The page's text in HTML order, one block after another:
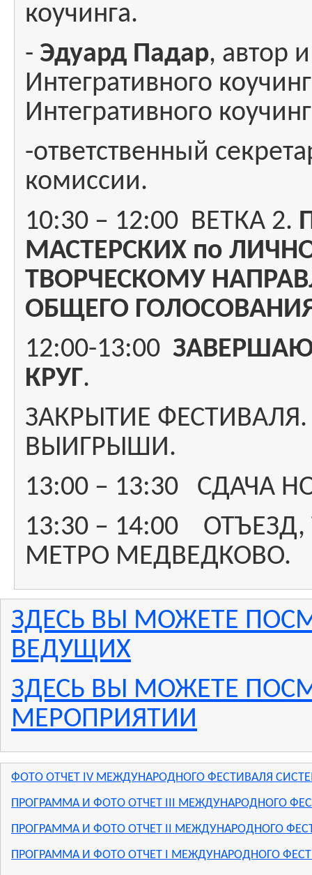
коучинга.
- Эдуард Падар, автор
Интегративного
Интегративного
-ответственный
комиссии.
10:30 – 12:00 ВЕТКА 2.
МАСТЕРСКИХ по
ТВОРЧЕСКОМУ
ОБЩЕГО
12:00-13:00
КРУГ.
ЗАКРЫТИЕ
ВЫИГРЫШИ.
13:00 – 13:30 СДАЧА
13:30 – 14:00
МЕТРО МЕДВЕДКОВО.
ЗДЕСЬ ВЫ МОЖЕТЕ
ВЕДУЩИХ
ЗДЕСЬ ВЫ МОЖЕТЕ
МЕРОПРИЯТИИ
ФОТО ОТЧЕТ IV МЕЖДУНАРОДНОГО ФЕСТИВАЛЯ
ПРОГРАММА И ФОТО ОТЧЕТ III МЕЖДУНАРОДНОГО
ПРОГРАММА И ФОТО ОТЧЕТ II МЕЖДУНАРОДНОГО
ПРОГРАММА И ФОТО ОТЧЕТ I МЕЖДУНАРОДНОГО